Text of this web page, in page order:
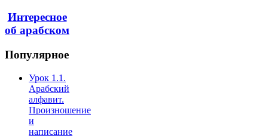
Интересное
об арабском
Популярное
Урок 1.1.
Арабский
алфавит.
Произношение
и
написание